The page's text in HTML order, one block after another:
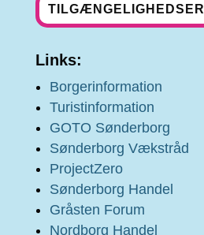
Links:
Borgerinformation
Turistinformation
GOTO Sønderborg
Sønderborg Vækstråd
ProjectZero
Sønderborg Handel
Gråsten Forum
Nordborg Handel